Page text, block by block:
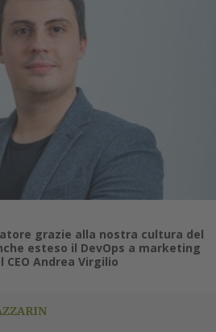
grazie alla nostra cultura del
esteso il DevOps a marketing
Andrea Virgilio